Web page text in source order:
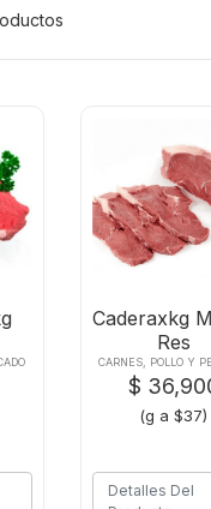
Caderaxkg
Res
CARNES, POLLO Y
$
(g a $37)